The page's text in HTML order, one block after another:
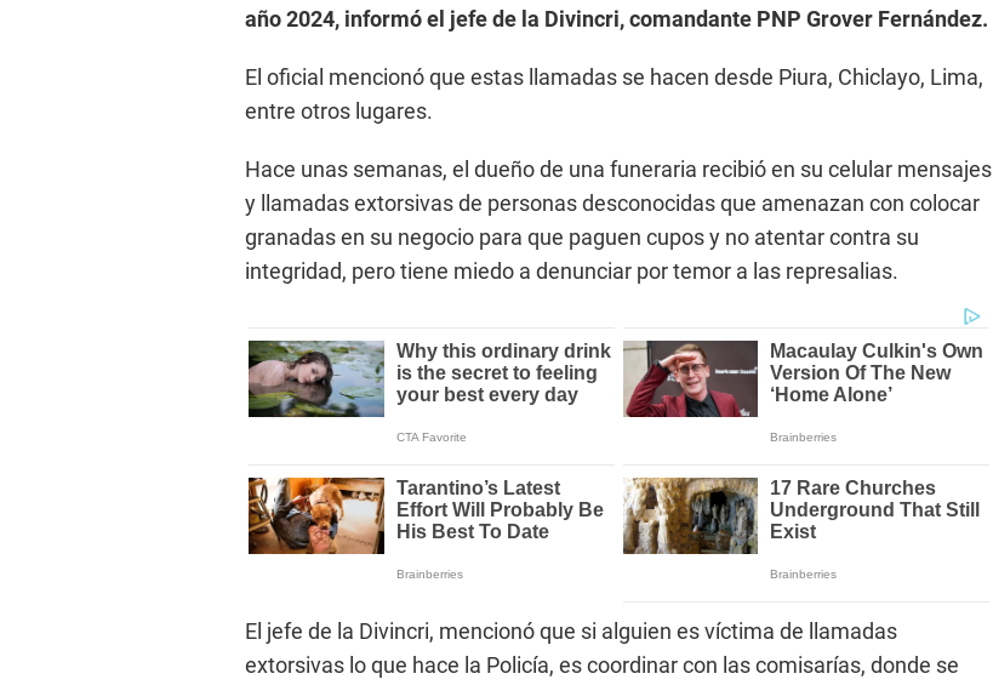
año 2024, informó el jefe de la Divincri, comandante PNP Grover Fernández.
El oficial mencionó que estas llamadas se hacen desde Piura, Chiclayo, Lima,
entre otros lugares.
Hace unas semanas, el dueño de una funeraria recibió en su celular mensajes
y llamadas extorsivas de personas desconocidas que amenazan con colocar
granadas en su negocio para que paguen cupos y no atentar contra su
integridad, pero tiene miedo a denunciar por temor a las represalias.
El jefe de la Divincri, mencionó que si alguien es víctima de llamadas
extorsivas lo que hace la Policía, es coordinar con las comisarías, donde se